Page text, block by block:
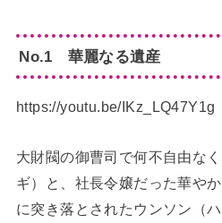
No.1 華麗なる遺産
https://youtu.be/IKz_LQ47Y1g
大財閥の御曹司で何不自由な
ギ）と、社長令嬢だった華や
に突き落とされたウンソン（